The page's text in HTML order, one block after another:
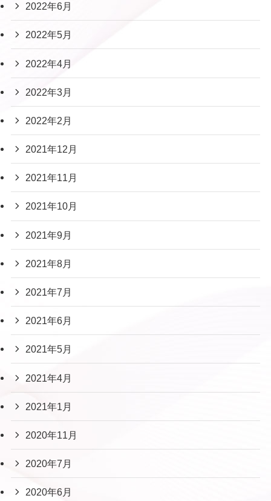
2022年6月
2022年5月
2022年4月
2022年3月
2022年2月
2021年12月
2021年11月
2021年10月
2021年9月
2021年8月
2021年7月
2021年6月
2021年5月
2021年4月
2021年1月
2020年11月
2020年7月
2020年6月